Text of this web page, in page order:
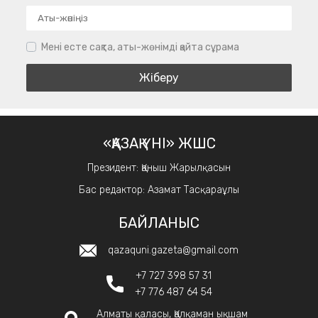
Мені есте сақта, аты-жөнімді қайта сұрама
«ҚАЗАҚ ҮНІ» ЖШС
Президент: Қаныш Жарылқасын
Бас редактор: Азамат Тасқараұлы
БАЙЛАНЫС
qazaquni.gazeta@gmail.com
+7 727 398 57 31
+7 776 487 64 54
Алматы қаласы, Қалқаман ықшам